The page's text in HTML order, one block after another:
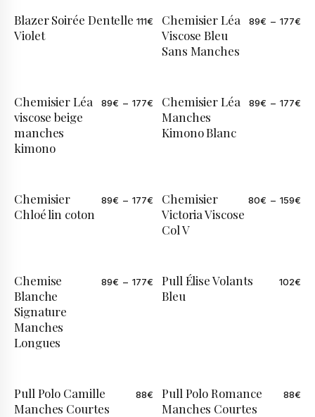
Blazer Soirée Dentelle
Violet
111€
Chemisier Léa
Viscose Bleu
Sans Manches
89€ – 177€
Chemisier Léa
viscose beige
manches
kimono
89€ – 177€
Chemisier Léa
Manches
Kimono Blanc
89€ – 177€
Chemisier
Chloé lin coton
89€ – 177€
Chemisier
Victoria Viscose
Col V
80€ – 159€
Chemise
Blanche
Signature
Manches
Longues
89€ – 177€ ÉDITION LIMITÉE
Pull Élise Volants
Bleu
102€
Pull Polo Camille
Manches Courtes
88€
Pull Polo Romance
Manches Courtes
88€